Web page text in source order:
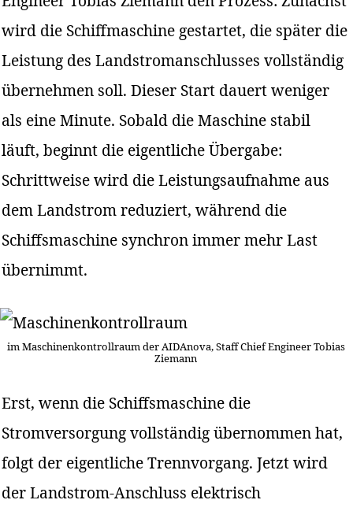
wird die Schiffmaschine gestartet, die später die
Leistung des Landstromanschlusses vollständig
übernehmen soll. Dieser Start dauert weniger
als eine Minute. Sobald die Maschine stabil
läuft, beginnt die eigentliche Übergabe:
Schrittweise wird die Leistungsaufnahme aus
dem Landstrom reduziert, während die
Schiffsmaschine synchron immer mehr Last
übernimmt.
im Maschinenkontrollraum der AIDAnova, Staff Chief Engineer Tobias
Ziemann
Erst, wenn die Schiffsmaschine die
Stromversorgung vollständig übernommen hat,
folgt der eigentliche Trennvorgang. Jetzt wird
der Landstrom-Anschluss elektrisch